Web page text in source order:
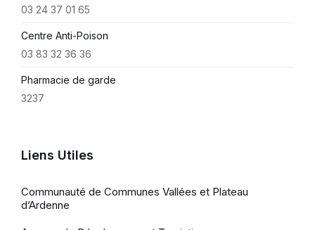
03 24 37 01 65
Centre Anti-Poison
03 83 32 36 36
Pharmacie de garde
3237
Liens Utiles
Communauté de Communes Vallées et Plateau
d’Ardenne